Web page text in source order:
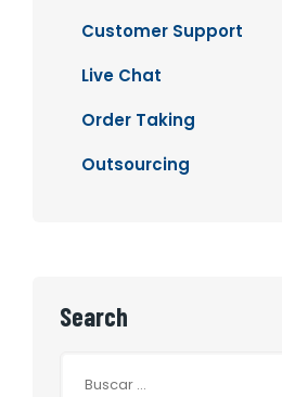
Customer Support
Live Chat
Order Taking
Outsourcing
Search